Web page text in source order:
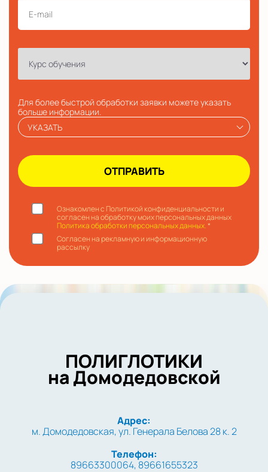
Для более быстрой обработки заявки можете указать
больше информации.
УКАЗАТЬ
Ознакомлен с Политикой конфиденциальности и
согласен на обработку моих персональных данных
Политика обработки персональных данных.*
Согласен на рекламную и информационную
рассылку
ПОЛИГЛОТИКИ
на Домодедовской
Адрес:
м. Домодедовская, ул. Генерала Белова 28 к. 2
Телефон:
89663300064, 89661655323